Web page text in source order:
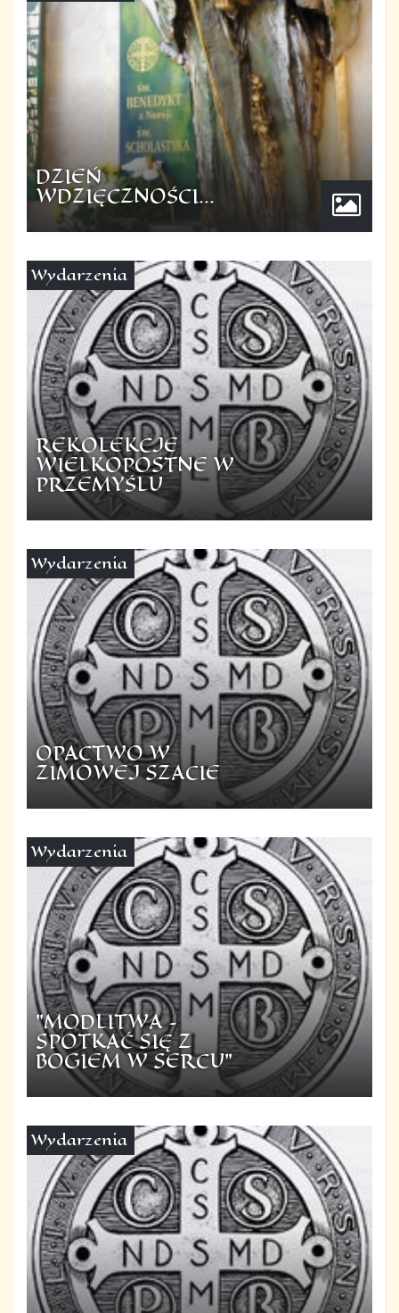
DZIEŃ
WDZIĘCZNOŚCI...
REKOLEKCJE
WIELKOPOSTNE W
PRZEMYŚLU
Wydarzenia
OPACTWO W
ZIMOWEJ SZACIE
Wydarzenia
"MODLITWA –
SPOTKAĆ SIĘ Z
BOGIEM W SERCU"
Wydarzenia
Wydarzenia